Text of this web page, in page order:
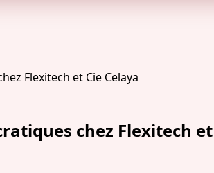
chez Flexitech et